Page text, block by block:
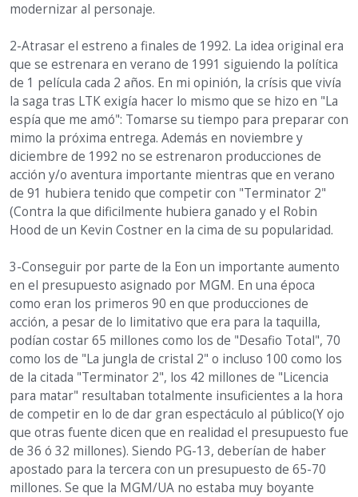
modernizar al personaje.
2-Atrasar el estreno a finales de 1992. La idea original era
que se estrenara en verano de 1991 siguiendo la política
de 1 película cada 2 años. En mi opinión, la crísis que vivía
la saga tras LTK exigía hacer lo mismo que se hizo en "La
espía que me amó": Tomarse su tiempo para preparar con
mimo la próxima entrega. Además en noviembre y
diciembre de 1992 no se estrenaron producciones de
acción y/o aventura importante mientras que en verano
de 91 hubiera tenido que competir con "Terminator 2"
(Contra la que dificilmente hubiera ganado y el Robin
Hood de un Kevin Costner en la cima de su popularidad.
3-Conseguir por parte de la Eon un importante aumento
en el presupuesto asignado por MGM. En una época
como eran los primeros 90 en que producciones de
acción, a pesar de lo limitativo que era para la taquilla,
podían costar 65 millones como los de "Desafio Total", 70
como los de "La jungla de cristal 2" o incluso 100 como los
de la citada "Terminator 2", los 42 millones de "Licencia
para matar" resultaban totalmente insuficientes a la hora
de competir en lo de dar gran espectáculo al público(Y ojo
que otras fuente dicen que en realidad el presupuesto fue
de 36 ó 32 millones). Siendo PG-13, deberían de haber
apostado para la tercera con un presupuesto de 65-70
millones. Se que la MGM/UA no estaba muy boyante